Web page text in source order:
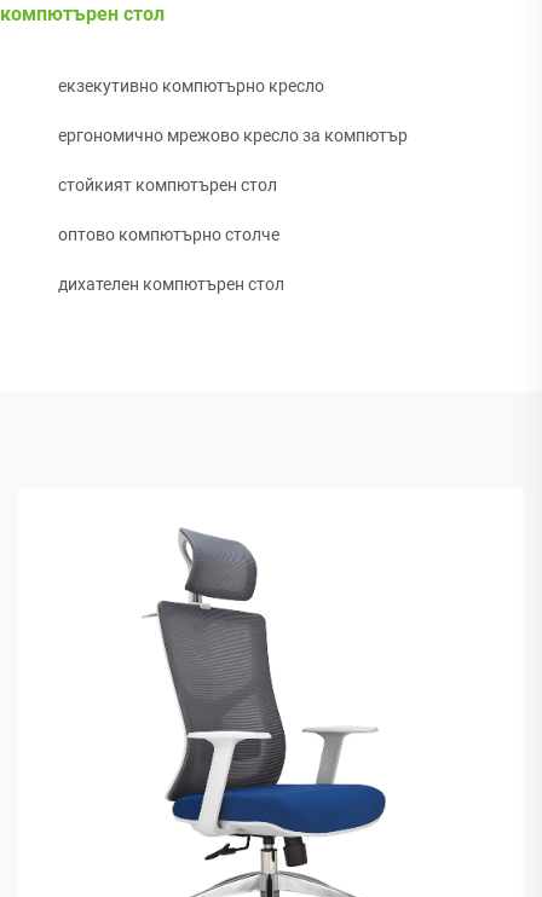
компютърен стол
екзекутивно компютърно кресло
ергономично мрежово кресло за компютър
стойкият компютърен стол
оптово компютърно столче
дихателен компютърен стол